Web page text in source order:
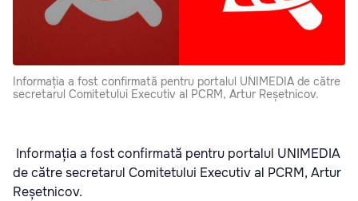
Informația a fost confirmată pentru portalul UNIMEDIA de către
secretarul Comitetului Executiv al PCRM, Artur Reșetnicov.
Informația a fost confirmată pentru portalul UNIMEDIA
de către secretarul Comitetului Executiv al PCRM, Artur
Reșetnicov.